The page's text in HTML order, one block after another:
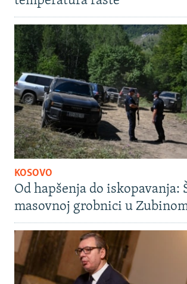
KOSOVO
Od hapšenja do iskopavanja:
masovnoj grobnici u